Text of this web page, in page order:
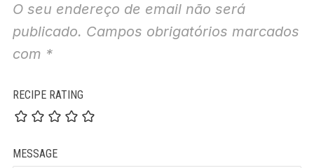
O seu endereço de email não será
publicado. Campos obrigatórios marcados
com *
RECIPE RATING
MESSAGE